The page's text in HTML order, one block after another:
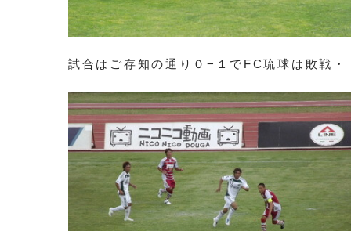
試合はご存知の通り０−１でFC琉球は敗戦・